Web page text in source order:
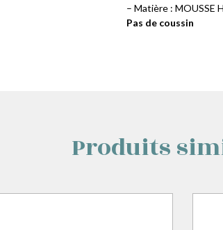
– Matière : MOUSSE
Pas de coussin
Produits